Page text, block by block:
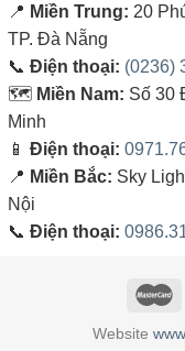
📍 Miền Trung: 20
TP. Đà Nẵng
📞 Điện thoại: (0236)
🗺️ Miền Nam: Số 30
Minh
📱 Điện thoại:
📍 Miền Bắc: Sky
Nội
📞 Điện thoại:
Website